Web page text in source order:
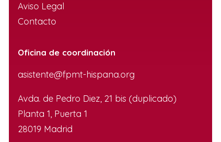
Aviso Legal
Contacto
Oficina de coordinación
asistente@fpmt-hispana.org
Avda. de Pedro Diez, 21 bis (duplicado)
Planta 1, Puerta 1
28019 Madrid